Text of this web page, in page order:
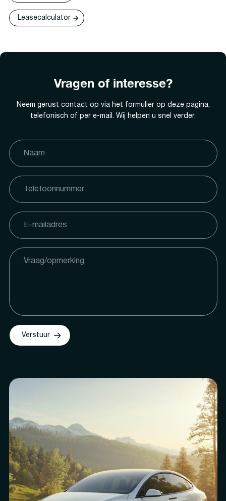
Leasecalculator
Vragen of interesse?
Neem gerust contact op via het formulier op deze pagina,
telefonisch of per e-mail. Wij helpen u snel verder.
Verstuur